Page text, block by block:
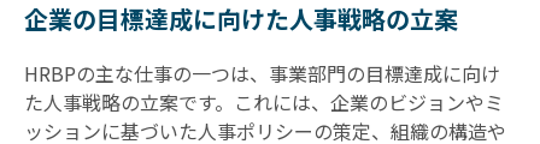
企業の目標達成に向けた人事戦略の立案
HRBPの主な仕事の一つは、事業部門の目標達成に向け
た人事戦略の立案です。これには、企業のビジョンやミ
ッションに基づいた人事ポリシーの策定、組織の構造や